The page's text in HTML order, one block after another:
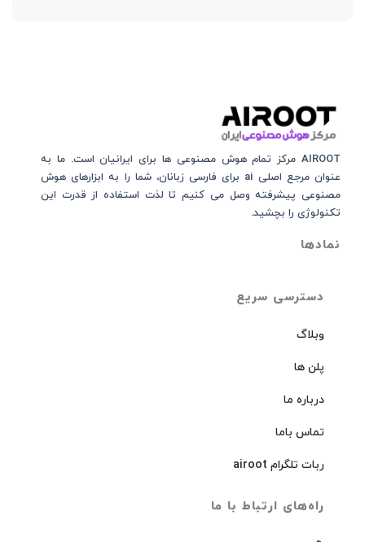
دسترسی سریع
وبلاگ
پلن ها
درباره ما
تماس باما
ربات تلگرام airoot
راه‌های ارتباط با ما
AIROOT مرکز تمام هوش مصنوعی‌‌‌ ها برای ایرانیان است. ما به
عنوان مرجع اصلی ai برای فارسی زبانان، شما را به ابزارهای هوش
مصنوعی پیشرفته وصل می کنیم تا لذت استفاده از قدرت این
تکنولوژی را بچشید.
نمادها